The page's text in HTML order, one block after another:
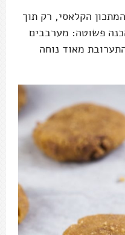
הקלאסי, רק תוך
פשוטה: מערבבים
מאוד נוחה